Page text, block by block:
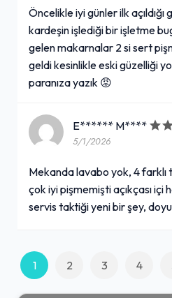
Öncelikle iyi günler ilk
kardeşin işlediği bir işletme
gelen makarnalar 2 si sert
geldi kesinlikle eski güzelliği
paranıza yazık 😡
E****** M****
5/1/2026
Mekanda lavabo yok, 4 farklı
çok iyi pişmemişti açıkçası içi
servis taktiği yeni bir şey,
1 2 3 4